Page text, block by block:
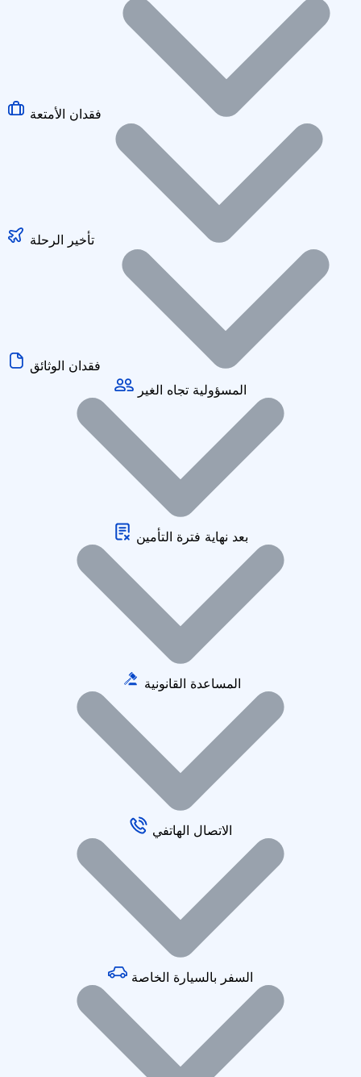
المسؤولية تجاه الغير
بعد نهاية فترة التأمين
المساعدة القانونية
الاتصال الهاتفي
السفر بالسيارة الخاصة